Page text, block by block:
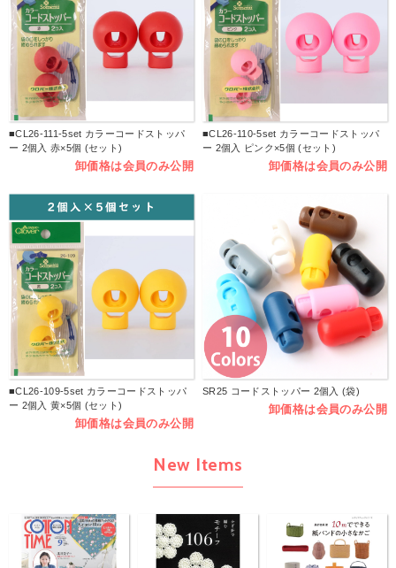
■CL26-111-5set カラーコードストッパ
ー 2個入 赤×5個 (セット)
卸価格は会員のみ公開
■CL26-110-5set カラーコードストッパ
ー 2個入 ピンク×5個 (セット)
卸価格は会員のみ公開
■CL26-109-5set カラーコードストッパ
ー 2個入 黄×5個 (セット)
卸価格は会員のみ公開
SR25 コードストッパー 2個入 (袋)
卸価格は会員のみ公開
New Items